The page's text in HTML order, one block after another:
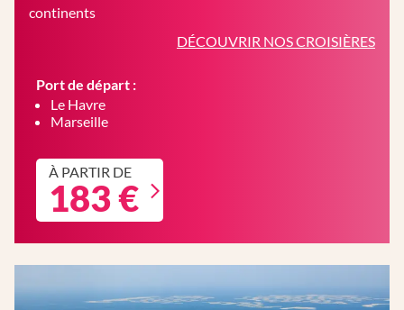
continents
DÉCOUVRIR NOS CROISIÈRES
Port de départ :
Le Havre
Marseille
À PARTIR DE
183 €